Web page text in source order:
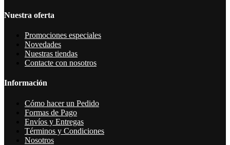
Nuestra oferta
Promociones especiales
Novedades
Nuestras tiendas
Contacte con nosotros
Información
Cómo hacer un Pedido
Formas de Pago
Envíos y Entregas
Términos y Condiciones
Nosotros